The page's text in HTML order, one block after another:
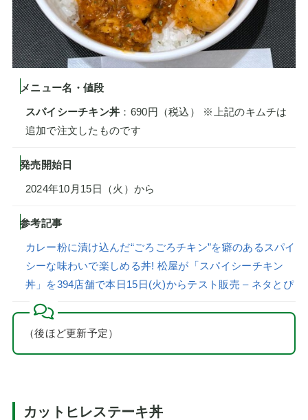
メニュー名・値段
スパイシーチキン丼 ：690円（税込） ※上記のキムチは
追加で注文したものです
発売開始日
2024年10月15日（火）から
参考記事
カレー粉に漬け込んだ“ごろごろチキン”を癖のあるスパイ
シーな味わいで楽しめる丼! 松屋が「スパイシーチキン
丼」を394店舗で本日15日(火)からテスト販売 – ネタとぴ
（後ほど更新予定）
カットヒレステーキ丼